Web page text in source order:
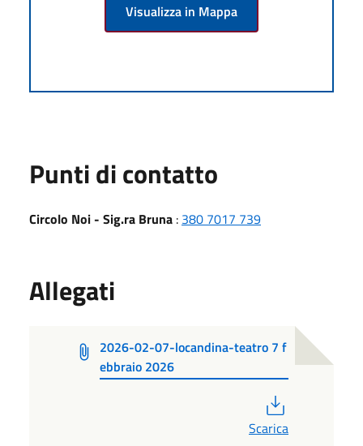
Visualizza in Mappa
Punti di contatto
Circolo Noi - Sig.ra Bruna : 380 7017 739
Allegati
2026-02-07-locandina-teatro 7 f
ebbraio 2026
Scarica